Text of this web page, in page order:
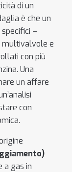
di un
è che un
–
multivalvole e
con più
Una
un affare
con
a gas in